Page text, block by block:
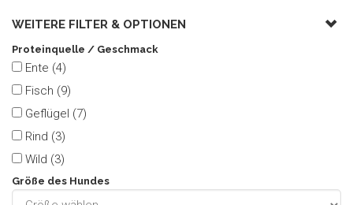
WEITERE FILTER & OPTIONEN
Proteinquelle / Geschmack
Ente (4)
Fisch (9)
Geflügel (7)
Rind (3)
Wild (3)
Größe des Hundes